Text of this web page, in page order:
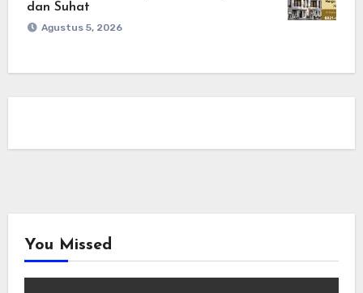
dan Suhat
Agustus 5, 2026
You Missed